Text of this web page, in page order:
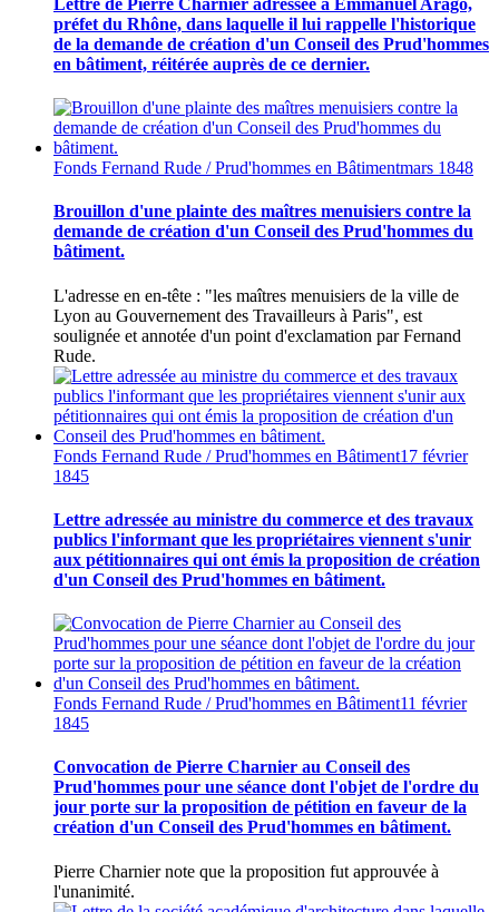
préfet du Rhône, dans laquelle il lui rappelle l'historique
de la demande de création d'un Conseil des Prud'hommes
en bâtiment, réitérée auprès de ce dernier.
Fonds Fernand Rude / Prud'hommes en Bâtimentmars 1848
Brouillon d'une plainte des maîtres menuisiers contre la
demande de création d'un Conseil des Prud'hommes du
bâtiment.
L'adresse en en-tête : "les maîtres menuisiers de la ville de
Lyon au Gouvernement des Travailleurs à Paris", est
soulignée et annotée d'un point d'exclamation par Fernand
Rude.
Fonds Fernand Rude / Prud'hommes en Bâtiment17 février
1845
Lettre adressée au ministre du commerce et des travaux
publics l'informant que les propriétaires viennent s'unir
aux pétitionnaires qui ont émis la proposition de création
d'un Conseil des Prud'hommes en bâtiment.
Fonds Fernand Rude / Prud'hommes en Bâtiment11 février
1845
Convocation de Pierre Charnier au Conseil des
Prud'hommes pour une séance dont l'objet de l'ordre du
jour porte sur la proposition de pétition en faveur de la
création d'un Conseil des Prud'hommes en bâtiment.
Pierre Charnier note que la proposition fut approuvée à
l'unanimité.